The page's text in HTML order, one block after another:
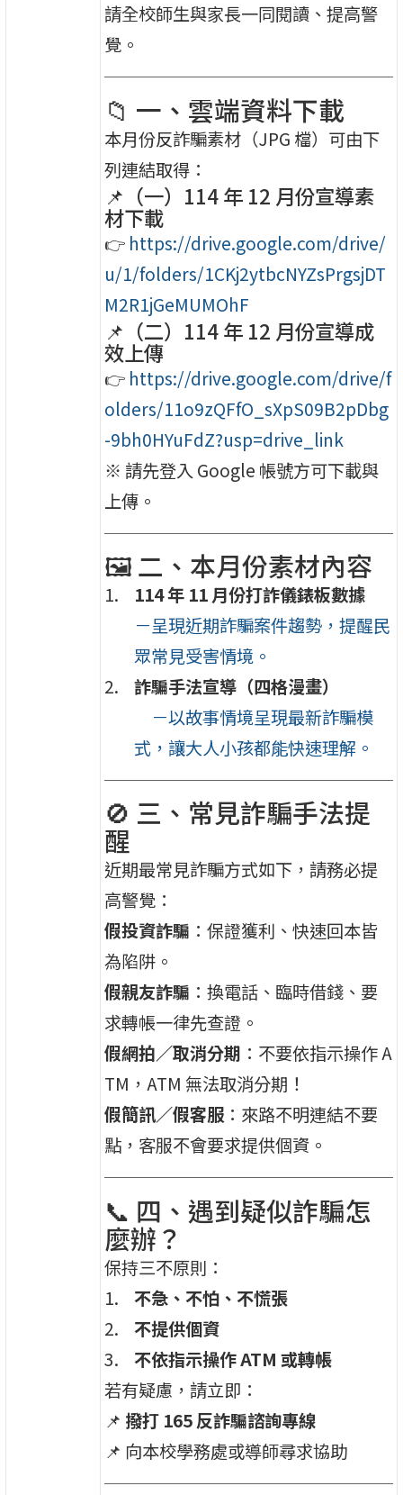
請全校師生與家長一同閱讀、提高警
覺。
📁 一、雲端資料下載
本月份反詐騙素材（JPG 檔）可由下
列連結取得：
📌（一）114 年 12 月份宣導素
材下載
👉 https://drive.google.com/drive/
u/1/folders/1CKj2ytbcNYZsPrgsjDT
M2R1jGeMUMOhF
📌（二）114 年 12 月份宣導成
效上傳
👉 https://drive.google.com/drive/f
olders/11o9zQFfO_sXpS09B2pDbg
-9bh0HYuFdZ?usp=drive_link
※ 請先登入 Google 帳號方可下載與
上傳。
🖼 二、本月份素材內容
114 年 11 月份打詐儀錶板數據
－呈現近期詐騙案件趨勢，提醒民
眾常見受害情境。
詐騙手法宣導（四格漫畫）
－以故事情境呈現最新詐騙模
式，讓大人小孩都能快速理解。
🚫 三、常見詐騙手法提
醒
近期最常見詐騙方式如下，請務必提
高警覺：
假投資詐騙 ：保證獲利、快速回本皆
為陷阱。
假親友詐騙 ：換電話、臨時借錢、要
求轉帳一律先查證。
假網拍／取消分期 ：不要依指示操作 A
TM，ATM 無法取消分期！
假簡訊／假客服 ：來路不明連結不要
點，客服不會要求提供個資。
📞 四、遇到疑似詐騙怎
麼辦？
保持三不原則：
不急、不怕、不慌張
不提供個資
不依指示操作 ATM 或轉帳
若有疑慮，請立即：
📌 撥打 165 反詐騙諮詢專線
📌 向本校學務處或導師尋求協助